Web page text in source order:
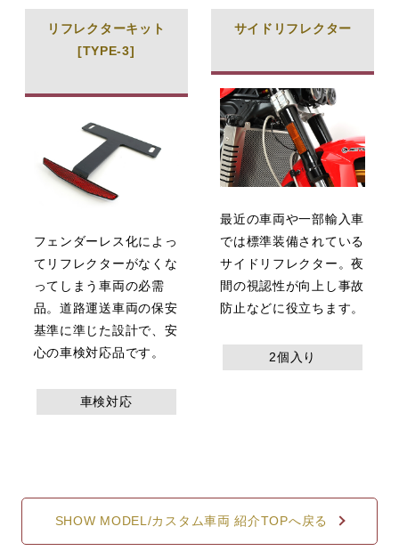
リフレクターキット
[TYPE-3]
フェンダーレス化によっ
てリフレクターがなくな
ってしまう車両の必需
品。道路運送車両の保安
基準に準じた設計で、安
心の車検対応品です。
車検対応
サイドリフレクター
最近の車両や一部輸入車
では標準装備されている
サイドリフレクター。夜
間の視認性が向上し事故
防止などに役立ちます。
2個入り
SHOW MODEL/カスタム車両 紹介TOPへ戻る